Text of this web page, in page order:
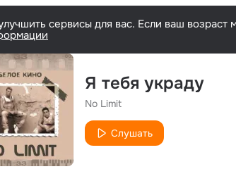
сервисы для вас. Если ваш
Я тебя украду
No Limit
Слушать